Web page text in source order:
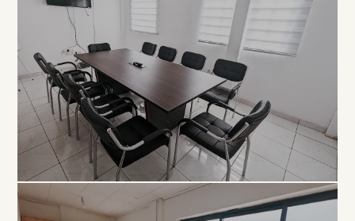
Open
Space
À PARTIR DE 5 000 FCFA / JOUR
PROFESSIONNEL